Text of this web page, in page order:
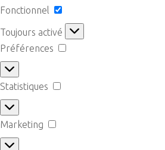
Fonctionnel
Fonctionnel
Toujours activé
Préférences
Préférences
Statistiques
Statistiques
Marketing
Marketing